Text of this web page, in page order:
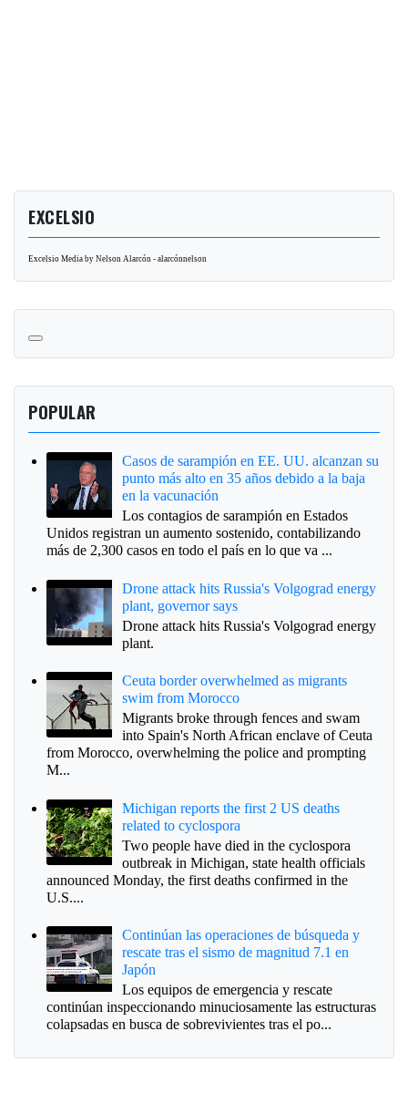
EXCELSIO
Excelsio Media by Nelson Alarcón - alarcónnelson
POPULAR
Casos de sarampión en EE. UU. alcanzan su
punto más alto en 35 años debido a la baja
en la vacunación
Los contagios de sarampión en Estados
Unidos registran un aumento sostenido, contabilizando
más de 2,300 casos en todo el país en lo que va ...
Drone attack hits Russia's Volgograd energy
plant, governor says
Drone attack hits Russia's Volgograd energy
plant.
Ceuta border overwhelmed as migrants
swim from Morocco
Migrants broke through fences and swam
into Spain's North African enclave of Ceuta
from Morocco, overwhelming the police and prompting
M...
Michigan reports the first 2 US deaths
related to cyclospora
Two people have died in the cyclospora
outbreak in Michigan, state health officials
announced Monday, the first deaths confirmed in the
U.S....
Continúan las operaciones de búsqueda y
rescate tras el sismo de magnitud 7.1 en
Japón
Los equipos de emergencia y rescate
continúan inspeccionando minuciosamente las estructuras
colapsadas en busca de sobrevivientes tras el po...